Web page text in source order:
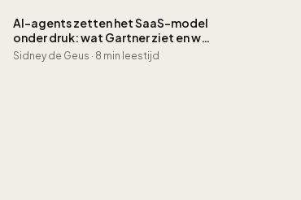
AI-agents zetten het SaaS-model
onder druk: wat Gartner ziet en wat
u ermee moet
Sidney de Geus · 8 min leestijd